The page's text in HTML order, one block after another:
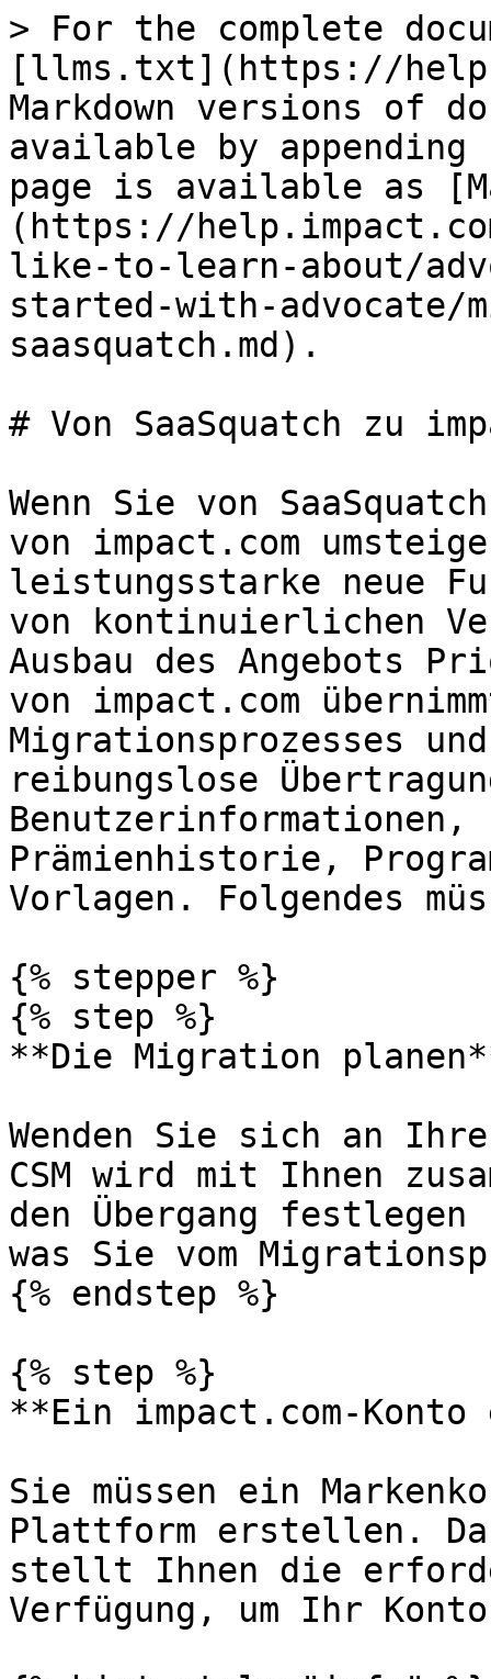
> For the complete
[llms.txt](https://
Markdown versions of
available by
page is available as
(https://
like-to-learn-about/
started-with-advocate/
saasquatch.md).
# Von SaaSquatch zu
Wenn Sie von
von impact.com
leistungsstarke neue
von kontinuierlichen
Ausbau des Angebots
von impact.com
Migrationsprozesses
reibungslose
Benutzerinformationen,
Prämienhistorie,
Vorlagen. Folgendes
{% stepper %}
{% step %}
**Die Migration
Wenden Sie sich an
CSM wird mit Ihnen
den Übergang
was Sie vom
{% endstep %}
{% step %}
**Ein impact.com-
Sie müssen ein
Plattform erstellen.
stellt Ihnen die
Verfügung, um Ihr